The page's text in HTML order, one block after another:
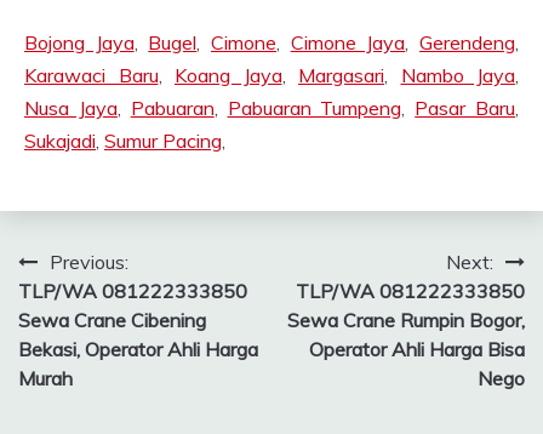
Bojong Jaya, Bugel,Cimone, Cimone Jaya,Gerendeng,
Karawaci Baru, Koang Jaya, Margasari, Nambo Jaya,
Nusa Jaya, Pabuaran, Pabuaran Tumpeng, Pasar Baru,
Sukajadi, Sumur Pacing,
Post
navigation
Previous:
TLP/WA 081222333850
Sewa Crane Cibening
Bekasi, Operator Ahli Harga
Murah
Next:
TLP/WA 081222333850
Sewa Crane Rumpin Bogor,
Operator Ahli Harga Bisa
Nego